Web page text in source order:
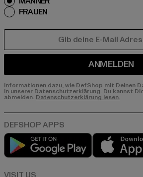
FRAUEN
ANMELDEN
Informationen dazu, wie DefShop mit Deinen
in unserer Datenschutzerklärung. Du kannst
abmelden. Datenschutzerklärung lesen.
Play market